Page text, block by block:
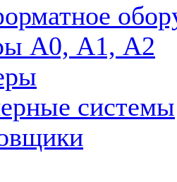
А0, А1, А2
системы